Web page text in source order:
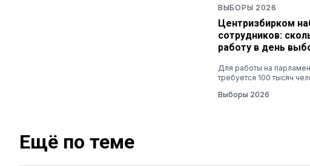
ВЫБОРЫ 2026
Центризбирком
сотрудников:
работу в день
Для работы на
требуется 100 тысяч
Выборы 2026
Ещё по теме